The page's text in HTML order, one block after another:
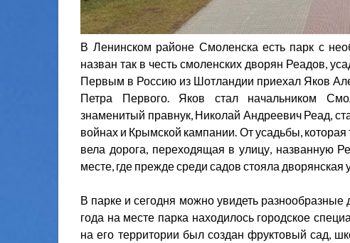
В Ленинском районе Смоленска есть парк с
назван так в честь смоленских дворян Реадов,
Первым в Россию из Шотландии приехал Яков
Петра Первого. Яков стал начальником
знаменитый правнук, Николай Андреевич Реад,
войнах и Крымской кампании. От усадьбы,
вела дорога, переходящая в улицу, названную
месте, где прежде среди садов стояла дворянская
В парке и сегодня можно увидеть разнообразные
года на месте парка находилось городское
на его территории был создан фруктовый сад,